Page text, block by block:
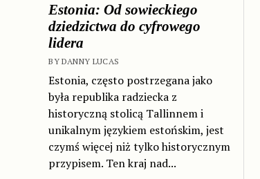
Estonia: Od sowieckiego
dziedzictwa do cyfrowego
lidera
BY DANNY LUCAS
Estonia, często postrzegana jako
była republika radziecka z
historyczną stolicą Tallinnem i
unikalnym językiem estońskim, jest
czymś więcej niż tylko historycznym
przypisem. Ten kraj nad...